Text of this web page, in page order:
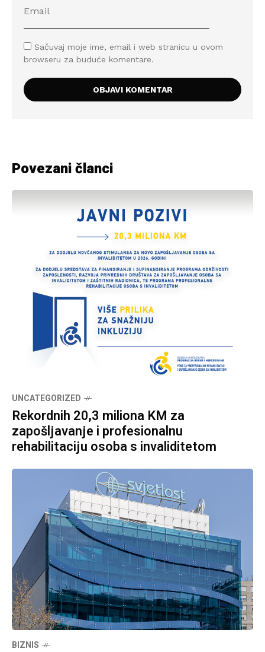
Sačuvaj moje ime, email i web stranicu u ovom
browseru za buduće komentare.
Povezani članci
UNCATEGORIZED
Rekordnih 20,3 miliona KM za
zapošljavanje i profesionalnu
rehabilitaciju osoba s invaliditetom
BIZNIS